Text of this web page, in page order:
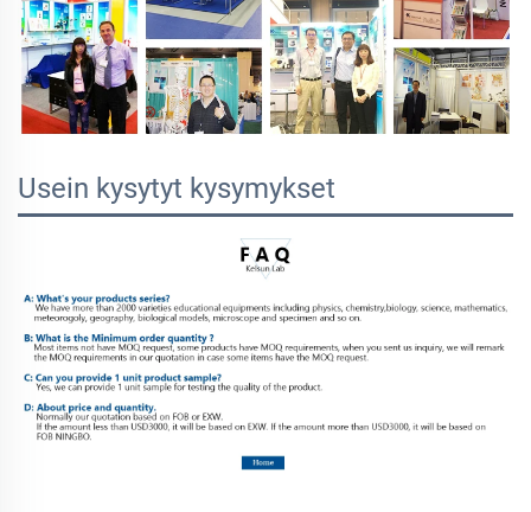
Usein kysytyt kysymykset